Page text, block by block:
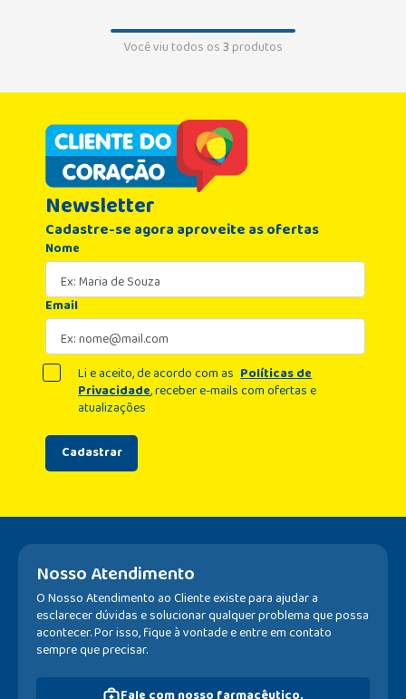
Você viu todos os3produtos
Newsletter
Cadastre-se agora aproveite as ofertas
Nome
Email
Cadastrar
Li e aceito, de acordo com as Políticas de
Privacidade, receber e-mails com ofertas e
atualizações
Nosso Atendimento
O Nosso Atendimento ao Cliente existe para ajudar a
esclarecer dúvidas e solucionar qualquer problema que possa
acontecer. Por isso, fique à vontade e entre em contato
sempre que precisar.